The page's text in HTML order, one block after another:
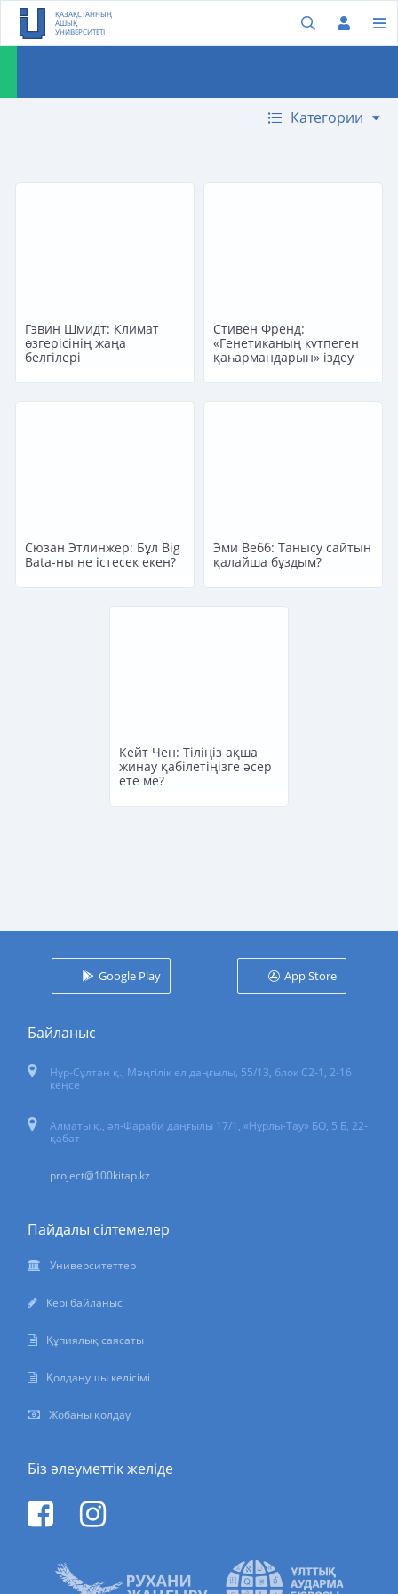
ҚАЗАҚСТАННЫҢ
АШЫҚ
УНИВЕРСИТЕТІ
Категории
Гэвин Шмидт: Климат
өзгерісінің жаңа
белгілері
Стивен Френд:
«Генетиканың күтпеген
қаһармандарын» іздеу
Сюзан Этлинжер: Бұл Big
Вata-ны не істесек екен?
Эми Вебб: Танысу сайтын
қалайша бұздым?
Кейт Чен: Тіліңіз ақша
жинау қабілетіңізге әсер
ете ме?
Google Play App Store
Байланыс
Нұр-Сұлтан қ., Мәңгілік ел даңғылы, 55/13, блок С2-1, 2-16
кеңсе
Алматы қ., әл-Фараби даңғылы 17/1, «Нұрлы-Тау» БО, 5 Б, 22-
қабат
project@100kitap.kz
Пайдалы сілтемелер
Университеттер
Кері байланыс
Құпиялық саясаты
Қолданушы келісімі
Жобаны қолдау
Біз әлеуметтік желіде